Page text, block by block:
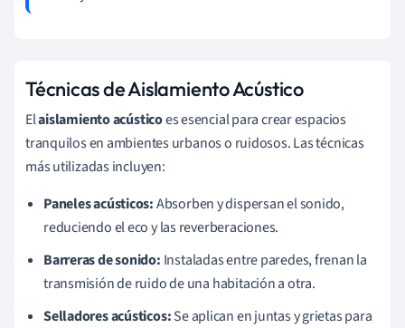
Técnicas de Aislamiento Acústico
Elaislamiento acústicoes esencial para crear espacios
tranquilos en ambientes urbanos o ruidosos. Las técnicas
más utilizadas incluyen:
Paneles acústicos:Absorben y dispersan el sonido,
reduciendo el eco y las reverberaciones.
Barreras de sonido: Instaladas entre paredes, frenan la
transmisión de ruido de una habitación a otra.
Selladores acústicos:Se aplican en juntas y grietas para